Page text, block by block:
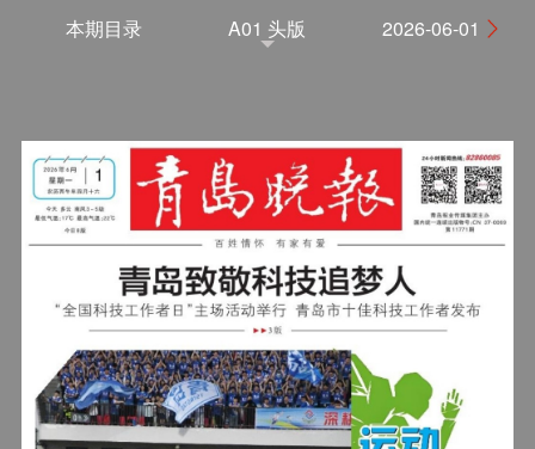
本期目录 A01 头版 2026-06-01